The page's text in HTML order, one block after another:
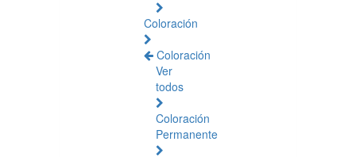
Coloración
Coloración
Ver
todos
Coloración
Permanente